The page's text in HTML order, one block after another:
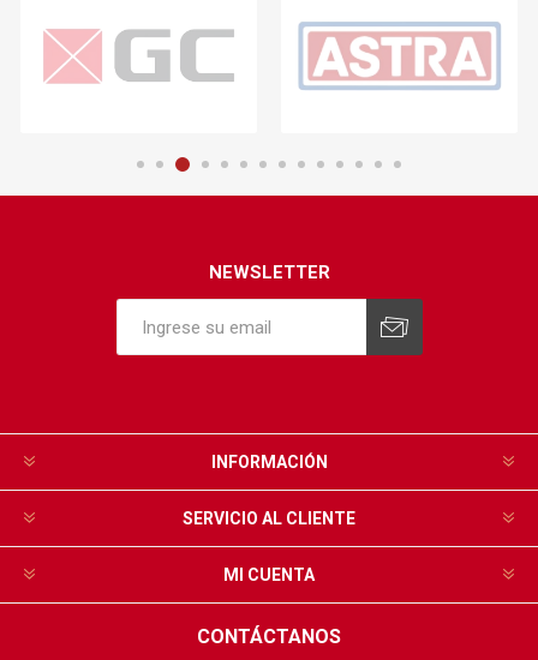
NEWSLETTER
INFORMACIÓN
SERVICIO AL CLIENTE
MI CUENTA
CONTÁCTANOS